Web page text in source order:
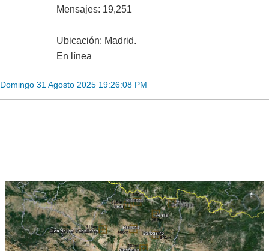
Mensajes: 19,251
Ubicación: Madrid.
En línea
Domingo 31 Agosto 2025 19:26:08 PM